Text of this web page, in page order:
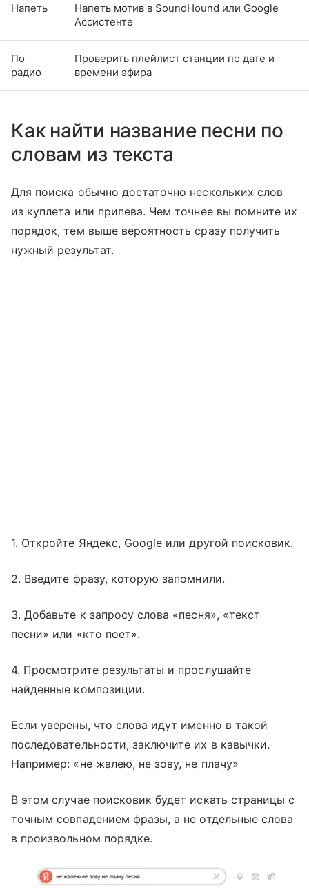
Напеть
Напеть мотив в SoundHound или Google
Ассистенте
По
радио
Проверить плейлист станции по дате и
времени эфира
Как найти название песни по
словам из текста
Для поиска обычно достаточно нескольких слов
из куплета или припева. Чем точнее вы помните их
порядок, тем выше вероятность сразу получить
нужный результат.
1. Откройте Яндекс, Google или другой поисковик.
2. Введите фразу, которую запомнили.
3. Добавьте к запросу слова «песня», «текст
песни» или «кто поет».
4. Просмотрите результаты и прослушайте
найденные композиции.
Если уверены, что слова идут именно в такой
последовательности, заключите их в кавычки.
Например: «не жалею, не зову, не плачу»
В этом случае поисковик будет искать страницы с
точным совпадением фразы, а не отдельные слова
в произвольном порядке.